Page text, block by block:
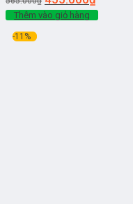
Thêm vào giỏ hàng
-11%